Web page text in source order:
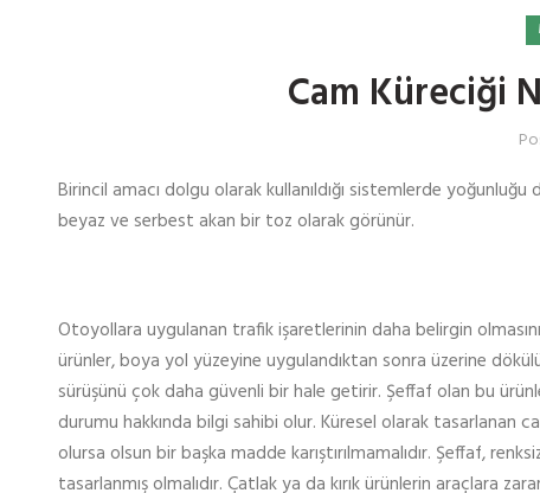
Cam Küreciği
Birincil amacı dolgu olarak kullanıldığı sistemlerde
beyaz ve serbest akan bir toz olarak görünür.
Otoyollara uygulanan trafik işaretlerinin daha belirgin
ürünler, boya yol yüzeyine uygulandıktan sonra üzerine
sürüşünü çok daha güvenli bir hale getirir. Şeffaf olan bu
durumu hakkında bilgi sahibi olur. Küresel olarak tasarlanan
olursa olsun bir başka madde karıştırılmamalıdır. Şeffaf,
tasarlanmış olmalıdır. Çatlak ya da kırık ürünlerin araçlara